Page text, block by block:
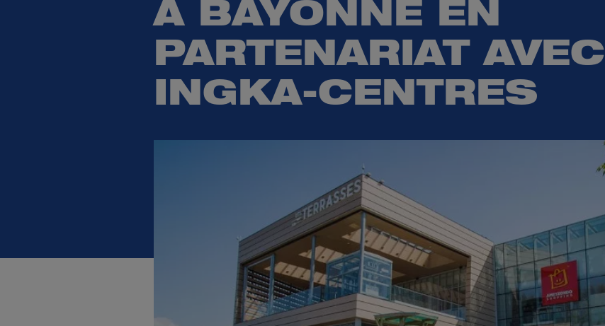
À BAYONNE EN
PARTENARIAT AVEC
INGKA-CENTRES